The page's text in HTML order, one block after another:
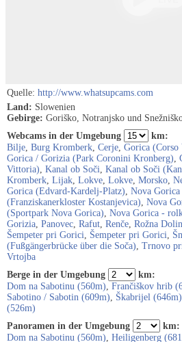
Quelle: http://www.whatsupcams.com
Land: Slowenien
Gebirge: Goriško, Notranjsko und
Webcams in der Umgebung
km:
Bilje, Burg Kromberk, Cerje, Gorica (Corso
Gorica / Gorizia (Park Coronini Kronberg),
Vittoria), Kanal ob Soči, Kanal ob Soči
Kromberk, Lijak, Lokve, Lokve, Morsko,
Gorica (Edvard-Kardelj-Platz), Nova
(Franziskanerkloster Kostanjevica), Nova
(Sportpark Nova Gorica), Nova Gorica -
Gorizia, Panovec, Rafut, Renče, Rožna
Šempeter pri Gorici, Šempeter pri Gorici,
(Fußgängerbrücke über die Soča), Trnovo
Vrtojba
Berge in der Umgebung
km:
Dom na Sabotinu (560m), Frančiškov hrib
Sabotino / Sabotin (609m), Škabrijel (646m)
(526m)
Panoramen in der Umgebung
km:
Dom na Sabotinu (560m), Heiligenberg